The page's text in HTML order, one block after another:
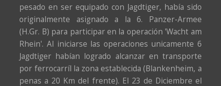
pesado en ser equipado con Jagdtiger, había sido
originalmente asignado a la 6. Panzer-Armee
(H.Gr. B) para participar en la operación 'Wacht am
Rhein'. Al iniciarse las operaciones unicamente 6
Jagdtiger habían logrado alcanzar en transporte
por ferrocarríl la zona establecida (Blankenheim, a
penas a 20 Km del frente). El 23 de Diciembre el